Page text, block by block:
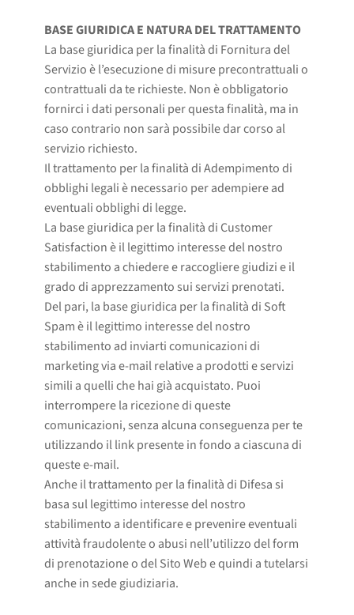
BASE GIURIDICA E NATURA DEL TRATTAMENTO
La base giuridica per la finalità di Fornitura del
Servizio è l’esecuzione di misure precontrattuali o
contrattuali da te richieste. Non è obbligatorio
fornirci i dati personali per questa finalità, ma in
caso contrario non sarà possibile dar corso al
servizio richiesto.
Il trattamento per la finalità di Adempimento di
obblighi legali è necessario per adempiere ad
eventuali obblighi di legge.
La base giuridica per la finalità di Customer
Satisfaction è il legittimo interesse del nostro
stabilimento a chiedere e raccogliere giudizi e il
grado di apprezzamento sui servizi prenotati.
Del pari, la base giuridica per la finalità di Soft
Spam è il legittimo interesse del nostro
stabilimento ad inviarti comunicazioni di
marketing via e-mail relative a prodotti e servizi
simili a quelli che hai già acquistato. Puoi
interrompere la ricezione di queste
comunicazioni, senza alcuna conseguenza per te
utilizzando il link presente in fondo a ciascuna di
queste e-mail.
Anche il trattamento per la finalità di Difesa si
basa sul legittimo interesse del nostro
stabilimento a identificare e prevenire eventuali
attività fraudolente o abusi nell’utilizzo del form
di prenotazione o del Sito Web e quindi a tutelarsi
anche in sede giudiziaria.